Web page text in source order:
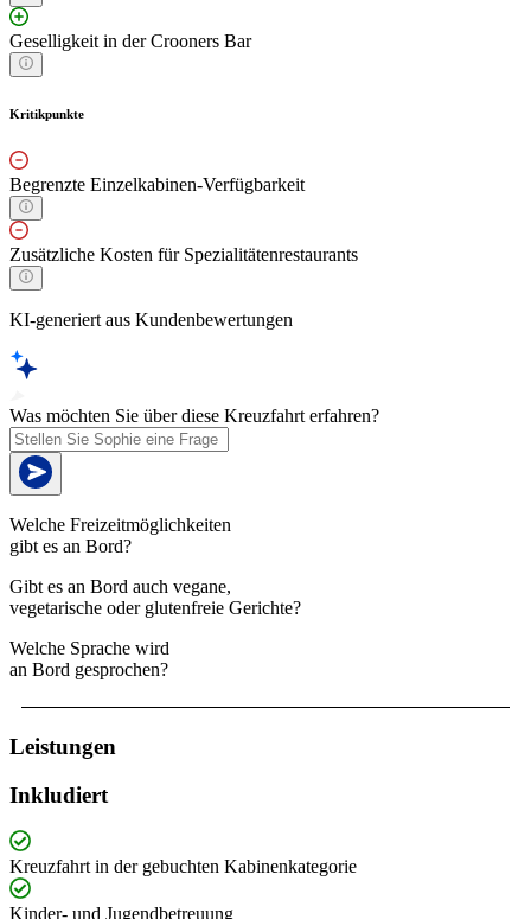
Geselligkeit in der Crooners Bar
Kritikpunkte
Begrenzte Einzelkabinen-Verfügbarkeit
Zusätzliche Kosten für Spezialitätenrestaurants
KI-generiert aus Kundenbewertungen
Was möchten Sie über diese Kreuzfahrt erfahren?
Welche Freizeitmöglichkeiten
gibt es an Bord?
Gibt es an Bord auch vegane,
vegetarische oder glutenfreie Gerichte?
Welche Sprache wird
an Bord gesprochen?
Leistungen
Inkludiert
Kreuzfahrt in der gebuchten Kabinenkategorie
Kinder- und Jugendbetreuung